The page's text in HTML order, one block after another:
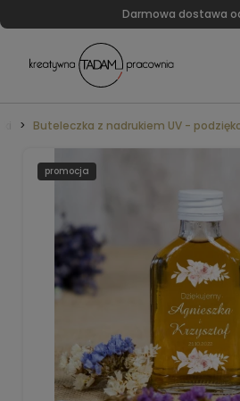
Darmowa dostawa
Buteleczka z nadrukiem UV -
promocja